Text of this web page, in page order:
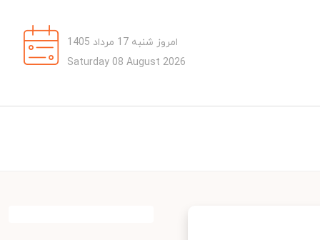
امروز شنبه 17 مرداد 1405
Saturday 08 August 2026